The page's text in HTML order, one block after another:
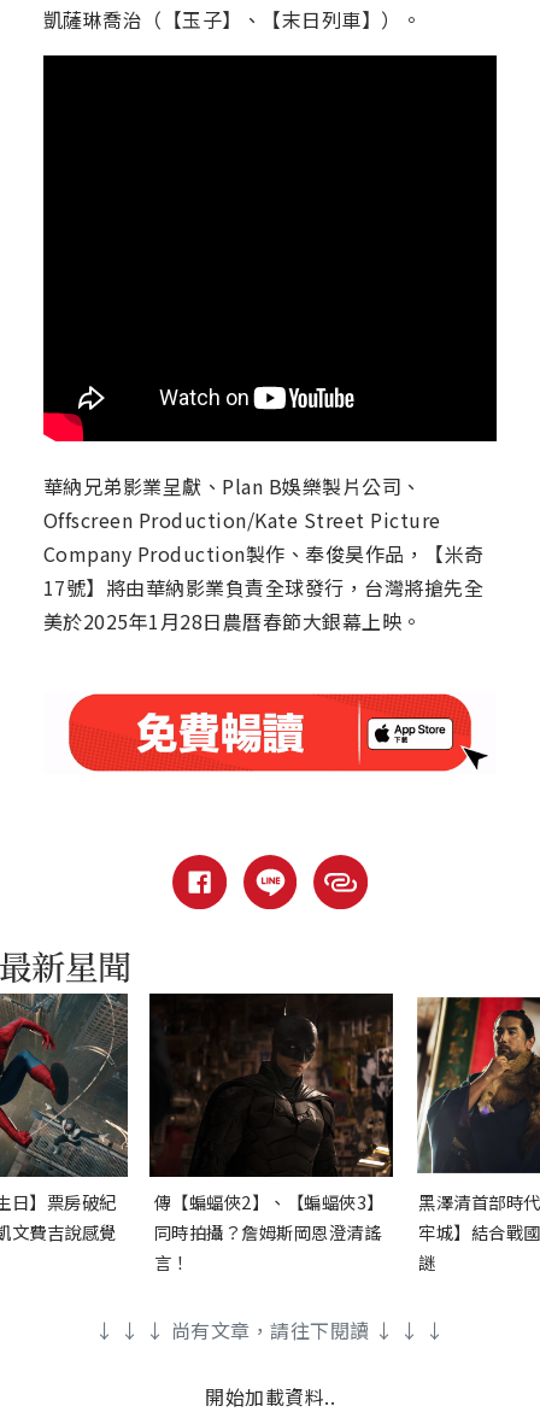
凱薩琳喬治（【玉子】、【末日列車】）。
華納兄弟影業呈獻、Plan B娛樂製片公司、
Offscreen Production/Kate Street Picture
Company Production製作、奉俊昊作品，【米奇
17號】將由華納影業負責全球發行，台灣將搶先全
美於2025年1月28日農曆春節大銀幕上映。
日】票房破紀
文費吉說感覺
傳【蝙蝠俠2】、【蝙蝠俠3】
同時拍攝？詹姆斯岡恩澄清謠
言！
黑澤清首部時
牢城】結合戰
謎
↓ ↓ ↓ 尚有文章，請往下閱讀 ↓ ↓ ↓
開始加載資料..